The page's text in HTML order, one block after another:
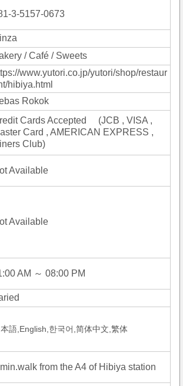
3-5157-0673
/ Café / Sweets
www.yutori.co.jp/yutori/shop/restaur
hibiya.html
Rokok
Cards Accepted (JCB , VISA ,
Card , AMERICAN EXPRESS ,
Club)
Available
Available
AM ～ 08:00 PM
本語,English,한국어,简体中文,繁体
from the A4 of Hibiya station